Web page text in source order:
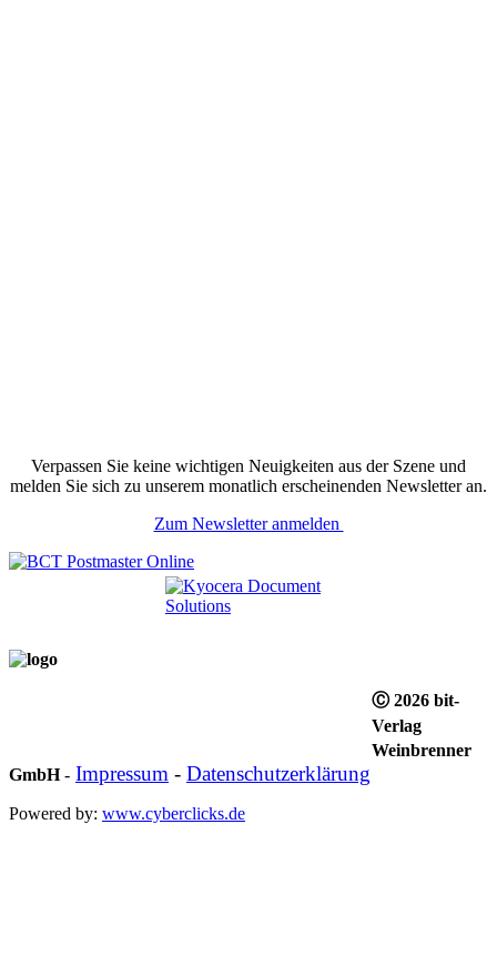
Verpassen Sie keine wichtigen Neuigkeiten aus der Szene und
melden Sie sich zu unserem monatlich erscheinenden Newsletter an.
Zum Newsletter anmelden
Ⓒ 2026 bit-
Verlag
Weinbrenner
GmbH- Impressum - Datenschutzerklärung
Powered by: www.cyberclicks.de